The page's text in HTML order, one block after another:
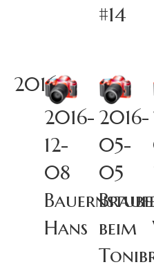
#14
2016
2016-
12-
08
Bauernstube
Hans
2016-
05-
05
beim